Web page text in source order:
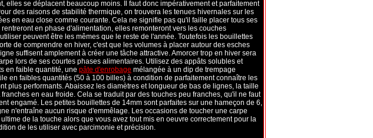
elles se déplacent beaucoup moins. Il faut donc impérativement et parfaitement
des raisons de stabilité thermique, on trouvera les tenues hivernales sur les
en eau close comme courante. Cela ne signifie pas qu'il faille placer tous ses
en phase d'alimentation, elles remonteront vers les couches
peuvent être les mêmes que le reste de l'année. Toutefois les bouillettes
de comprendre en hiver, c'est que les volumes à placer autour des esches
suffisent amplement à créer une tâche attractive. Amorcer trop en hiver sera
lors de ses courtes phases alimentaires. Utilisez des appâts solubles et
en faible quantité, une pâte d'enrobage mélangée à un dip de trempage
en faibles quantités (50 à 100 billes) à condition de parfaitement connaître les
plus performants. Abaissez les diamètres et longueur de bas de lignes, la taille
en eau froide. Cela se traduit par des touches peu franches, qu'il ne faut
engamé. Les petites bouillettes de 14mm sont parfaites sur une hameçon de 6,
n'entraîne aucun risque d'emmêlage. Les occasions de toucher une carpe
de la touche alors que vous avez tout mis en oeuvre correctement pour la
de les utiliser avec parcimonie et précision.